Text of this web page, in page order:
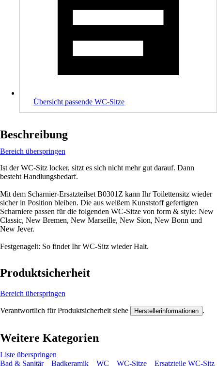
Übersicht passende WC-Sitze
Beschreibung
Bereich überspringen
Ist der WC-Sitz locker, sitzt es sich nicht mehr gut darauf. Dann
besteht Handlungsbedarf.
Mit dem Scharnier-Ersatzteilset B0301Z kann Ihr Toilettensitz wieder
sicher in Position bleiben. Die aus weißem Kunststoff gefertigten
Scharniere passen für die folgenden WC-Sitze von form & style: New
Classic, New Bremen, New Marseille, New Sion, New Bonn und
New Jever.
Festgenagelt: So findet Ihr WC-Sitz wieder Halt.
Produktsicherheit
Bereich überspringen
Verantwortlich für Produktsicherheit siehe Herstellerinformationen .
Weitere Kategorien
Liste überspringen
Bad & Sanitär
Badkeramik WC WC-Sitze Ersatzteile WC-Sitz